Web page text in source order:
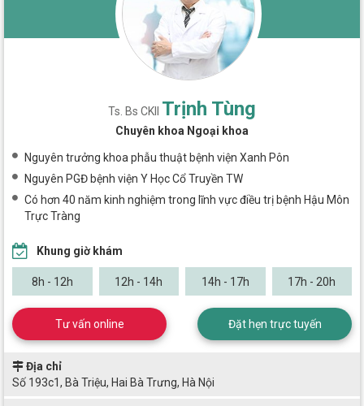
Ts. Bs CKII Trịnh Tùng
Chuyên khoa Ngoại khoa
Nguyên trưởng khoa phẫu thuật bệnh viện Xanh Pôn
Nguyên PGĐ bệnh viện Y Học Cổ Truyền TW
Có hơn 40 năm kinh nghiệm trong lĩnh vực điều trị bệnh Hậu Môn
Trực Tràng
Khung giờ khám
8h - 12h 12h - 14h 14h - 17h 17h - 20h
Tư vấn online Đặt hẹn trực tuyến
Địa chỉ
Số 193c1, Bà Triệu, Hai Bà Trưng, Hà Nội